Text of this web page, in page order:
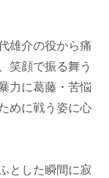
雄介の役から痛
笑顔で振る舞う
力に葛藤・苦悩
めに戦う姿に心
とした瞬間に寂